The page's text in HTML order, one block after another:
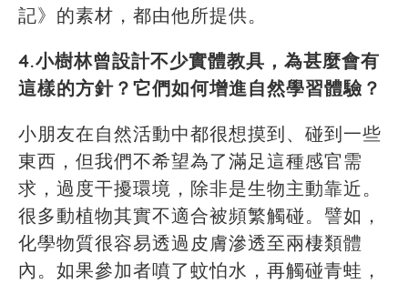
記》的素材，都由他所提供。
4.小樹林曾設計不少實體教具，為甚麼會有
這樣的方針？它們如何增進自然學習體驗？
小朋友在自然活動中都很想摸到、碰到一些
東西，但我們不希望為了滿足這種感官需
求，過度干擾環境，除非是生物主動靠近。
很多動植物其實不適合被頻繁觸碰。譬如，
化學物質很容易透過皮膚滲透至兩棲類體
內。如果參加者噴了蚊怕水，再觸碰青蛙，